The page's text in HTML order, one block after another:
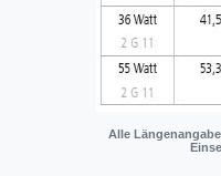
Alle